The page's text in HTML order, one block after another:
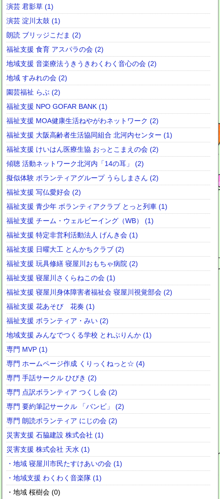
演芸 君影草 (1)
演芸 淀川太鼓 (1)
朗読 ブリッジこだま (2)
福祉支援 食育 アスパラの会 (2)
地域支援 音楽療法うきうきわくわく音心の会 (2)
地域 すみれの会 (2)
園芸福祉 らぶ (2)
福祉支援 NPO GOFAR BANK (1)
福祉支援 MOA健康生活ねやがわネットワーク (2)
福祉支援 大阪高齢者生活協同組合 北河内センター (1)
福祉支援 けいはん医療生協 おっとこまえの会 (2)
傾聴 活動ネットワーク北河内「14の耳」 (2)
擬似体験 ボランティアグループ うらしまさん (2)
福祉支援 写仏愛好会 (2)
福祉支援 青少年 ボランティアクラブ とっと列車 (1)
福祉支援 チーム・ウェルビーイング（WB） (1)
福祉支援 特定非営利活動法人 げんき会 (1)
福祉支援 日曜大工 とんかちクラブ (2)
福祉支援 玩具修繕 寝屋川おもちゃ病院 (2)
福祉支援 寝屋川さくらねこの会 (1)
福祉支援 寝屋川身体障害者福祉会 寝屋川視覚部会 (2)
福祉支援 花あそび 花奏 (1)
福祉支援 ボランティア・みい (2)
地域支援 みんなでつくる学校 とれぶりんか (1)
専門 MVP (1)
専門 ホームページ作成 くりっくねっと☆ (4)
専門 手話サークル ひびき (2)
専門 点訳ボランティア つくし会 (2)
専門 要約筆記サークル 「バンビ」 (2)
専門 朗読ボランティア にじの会 (2)
災害支援 石脇建設 株式会社 (1)
災害支援 株式会社 天水 (1)
・地域 寝屋川市民たすけあいの会 (1)
・地域支援 わくわく音楽隊 (1)
・地域 桜樹会 (0)